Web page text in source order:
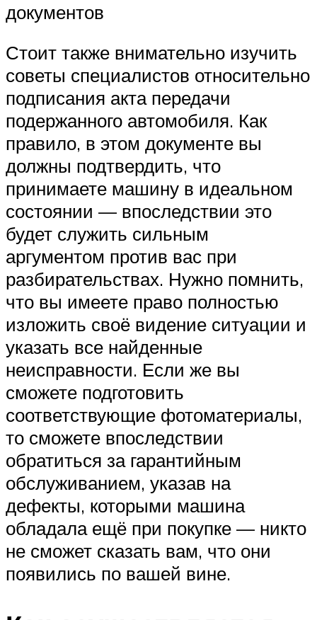
документов
Стоит также внимательно изучить
советы специалистов относительно
подписания акта передачи
подержанного автомобиля. Как
правило, в этом документе вы
должны подтвердить, что
принимаете машину в идеальном
состоянии — впоследствии это
будет служить сильным
аргументом против вас при
разбирательствах. Нужно помнить,
что вы имеете право полностью
изложить своё видение ситуации и
указать все найденные
неисправности. Если же вы
сможете подготовить
соответствующие фотоматериалы,
то сможете впоследствии
обратиться за гарантийным
обслуживанием, указав на
дефекты, которыми машина
обладала ещё при покупке — никто
не сможет сказать вам, что они
появились по вашей вине.